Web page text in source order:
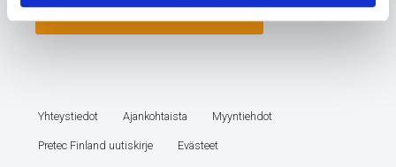
Yhteystiedot Ajankohtaista Myyntiehdot
Pretec Finland uutiskirje Evästeet